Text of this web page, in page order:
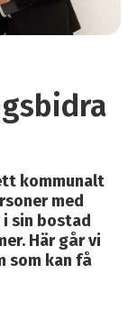
kommunalt
med
sin bostad
Här går vi
som kan få